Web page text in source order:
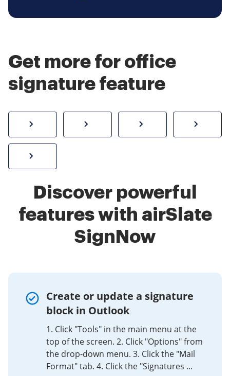
Get more for office
signature feature
How to sign a PDF onlineCreate electronic signature
Send
Discover powerful
features with airSlate
SignNow
Create or update a signature
block in Outlook
1. Click "Tools" in the main menu at the
top of the screen. 2. Click "Options" from
the drop-down menu. 3. Click the "Mail
Format" tab. 4. Click the "Signatures ...